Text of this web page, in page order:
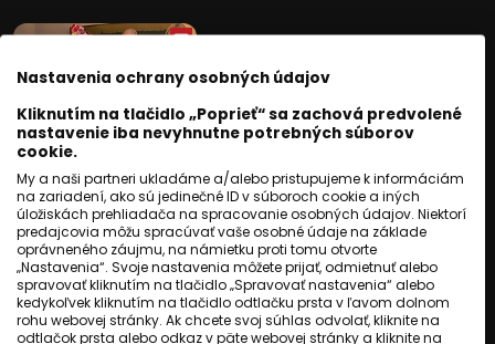
VIDEO: Pozrite si záznam z
módnej show Visegrad
Ivana Cibuľová 19 október 2017
Toto bol zrejme najlepší
koncert Igora Kmeťa ml. a
jeho hostí!
Róbert Hamburgbadžo
10 február 2020
Nastavenia ochrany osobných údajov
Kliknutím na tlačidlo „Poprieť“ sa zachová predvolené
nastavenie iba nevyhnutne potrebných súborov
cookie.
My a naši partneri ukladáme a/alebo pristupujeme k informáciám
na zariadení, ako sú jedinečné ID v súboroch cookie a iných
úložiskách prehliadača na spracovanie osobných údajov. Niektorí
predajcovia môžu spracúvať vaše osobné údaje na základe
oprávneného záujmu, na námietku proti tomu otvorte
„Nastavenia“. Svoje nastavenia môžete prijať, odmietnuť alebo
spravovať kliknutím na tlačidlo „Spravovať nastavenia“ alebo
kedykoľvek kliknutím na tlačidlo odtlačku prsta v ľavom dolnom
rohu webovej stránky. Ak chcete svoj súhlas odvolať, kliknite na
odtlačok prsta alebo odkaz v päte webovej stránky a kliknite na